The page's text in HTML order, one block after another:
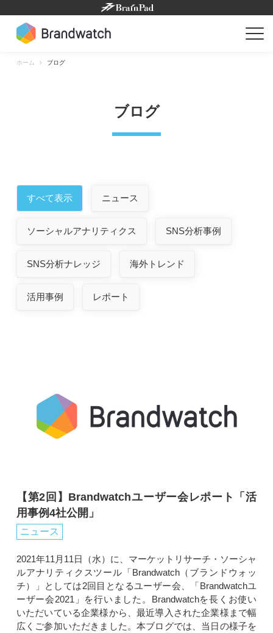
content
ホーム ブログ
ブログ
すべて表示 ニュース
ソーシャルアナリティクス SNS分析事例
SNS分析ナレッジ 海外トレンド
活用事例 レポート
【第2回】Brandwatchユーザー会レポート「活
用事例4社公開」
ニュース
2021年11月11日（水）に、マーケットリサーチ・ソーシャ
ルアナリティクスツール「Brandwatch（ブランドウォッ
チ）」としては2回目となるユーザー会、「Brandwatchユ
ーザー会2021」を行いました。Brandwatchを長くお使い
いただいている企業様から、最近導入された企業様まで幅
広くご参加いただきました。本ブログでは、当日の様子を